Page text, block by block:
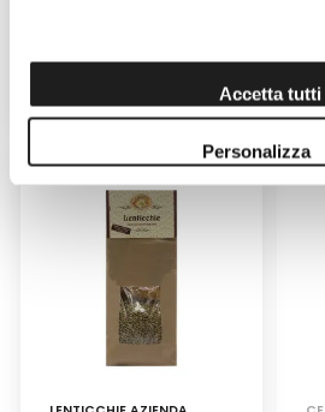
Accetta tutti
Personalizza